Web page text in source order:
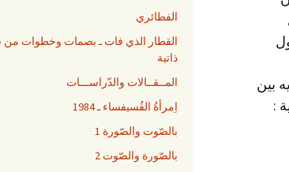
:
الفطائري
القطار الذي فات ـ بصمات وخطوات من
ذاتية
المــقــالات والدّراســـات
اِمرأةُ الفُسيفساء ـ 1984
بالصّوت والصّورة 1
بالصّورة والصّوت 2